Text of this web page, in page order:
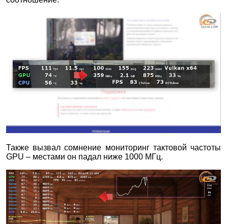
Также вызвал сомнение мониторинг тактовой частоты
GPU – местами он падал ниже 1000 МГц.